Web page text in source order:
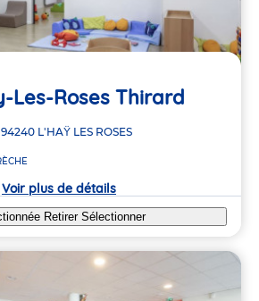
Les-Roses Thirard
94240 L'HAŸ LES ROSES
Voir plus de détails
Retirer Sélectionner